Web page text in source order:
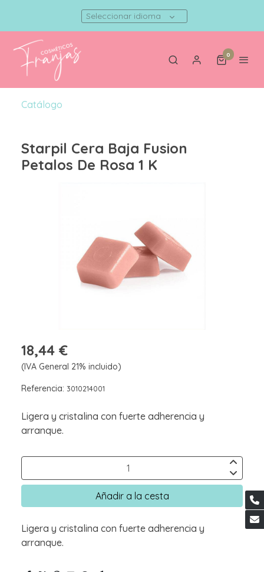
Seleccionar idioma
0
Catálogo
Starpil Cera Baja Fusion
Petalos De Rosa 1 K
18,44 €
(IVA General 21% incluido)
Referencia: 3010214001
Ligera y cristalina con fuerte adherencia y
arranque.
Añadir a la cesta
Ligera y cristalina con fuerte adherencia y
arranque.